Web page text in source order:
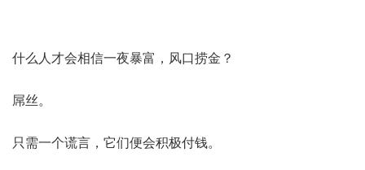
什么人才会相信一夜暴富，风口捞金？
屌丝。
只需一个谎言，它们便会积极付钱。